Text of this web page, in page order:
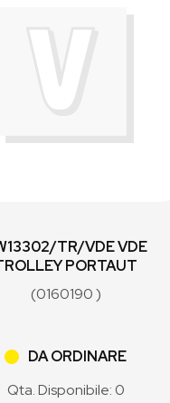
TR/VDE VDE
PORTAUT
(0160190 )
DA ORDINARE
Qta. Disponibile: 0